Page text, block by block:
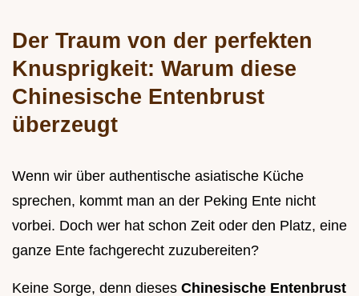
Der Traum von der perfekten
Knusprigkeit: Warum diese
Chinesische Entenbrust
überzeugt
Wenn wir über authentische asiatische Küche
sprechen, kommt man an der Peking Ente nicht
vorbei. Doch wer hat schon Zeit oder den Platz, eine
ganze Ente fachgerecht zuzubereiten?
Keine Sorge, denn dieses Chinesische Entenbrust